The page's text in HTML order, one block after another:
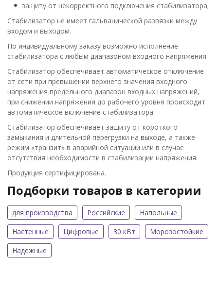
защиту от некорректного подключения стабилизатора;
Стабилизатор не имеет гальванической развязки между
входом и выходом.
По индивидуальному заказу возможно исполнение
стабилизатора с любым диапазоном входного напряжения.
Стабилизатор обеспечивает автоматическое отключение
от сети при превышении верхнего значения входного
напряжения предельного диапазон входных напряжений,
при снижении напряжения до рабочего уровня происходит
автоматическое включение стабилизатора.
Стабилизатор обеспечивает защиту от короткого
замыкания и длительной перегрузки на выходе, а также
режим «транзит» в аварийной ситуации или в случае
отсутствия необходимости в стабилизации напряжения.
Продукция сертифицирована.
Подборки товаров в категории
для производства Российские Напольные
Настенные Цифровые 30 кВт Морозостойкие
Надежные